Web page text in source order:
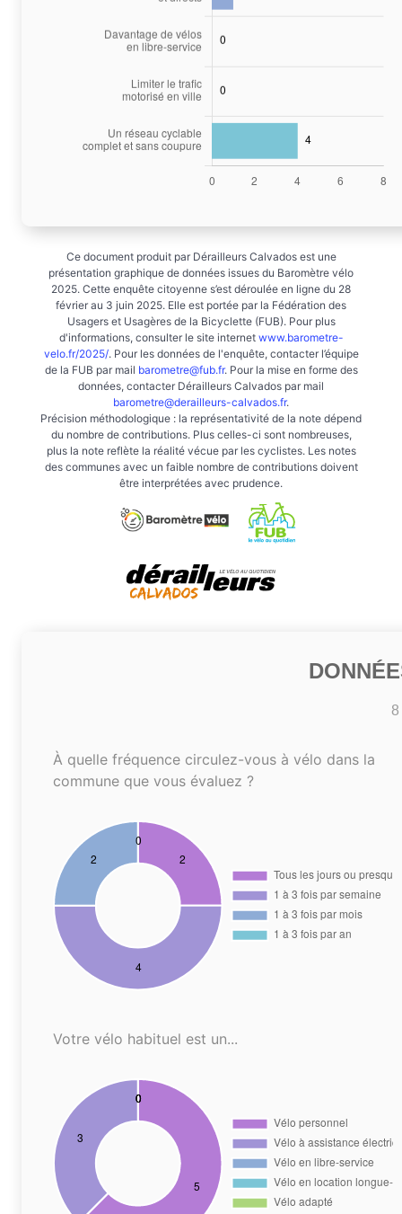
Ce document produit par Dérailleurs Calvados est une
présentation graphique de données issues du Baromètre vélo
2025. Cette enquête citoyenne s’est déroulée en ligne du 28
février au 3 juin 2025. Elle est portée par la Fédération des
Usagers et Usagères de la Bicyclette (FUB). Pour plus
d'informations, consulter le site internet www.barometre-
velo.fr/2025/. Pour les données de l'enquête, contacter l’équipe
de la FUB par mail barometre@fub.fr. Pour la mise en forme des
données, contacter Dérailleurs Calvados par mail
barometre@derailleurs-calvados.fr.
Précision méthodologique : la représentativité de la note dépend
du nombre de contributions. Plus celles-ci sont nombreuses,
plus la note reflète la réalité vécue par les cyclistes. Les notes
des communes avec un faible nombre de contributions doivent
être interprétées avec prudence.
8
À quelle fréquence circulez-vous à vélo dans la
commune que vous évaluez ?
Votre vélo habituel est un...